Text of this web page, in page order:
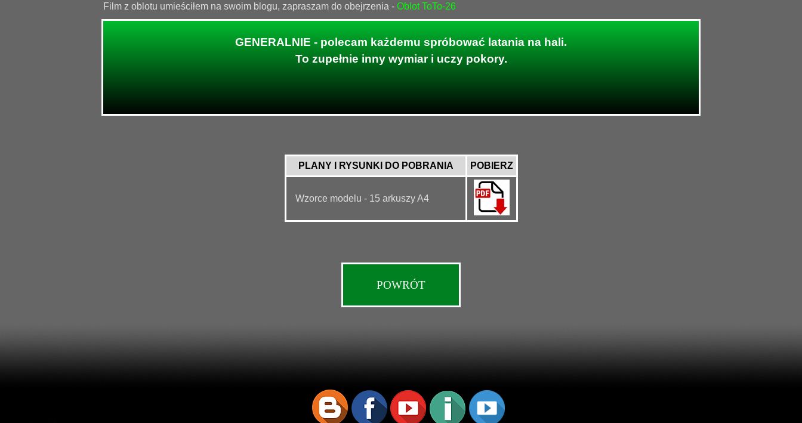
Film z oblotu umieściłem na swoim blogu, zapraszam do obejrzenia - Oblot ToTo-26
GENERALNIE - polecam każdemu spróbować latania na hali.
PLANY I RYSUNKI DO POBRANIA POBIERZ
Wzorce modelu - 15 arkuszy A4
POWRÓT